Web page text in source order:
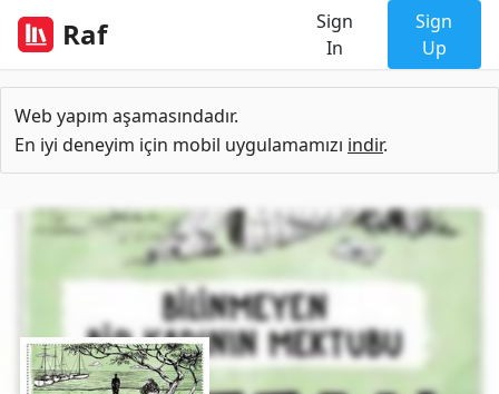
Raf
Sign
In
Sign
Up
Web yapım aşamasındadır.
En iyi deneyim için mobil uygulamamızı indir.